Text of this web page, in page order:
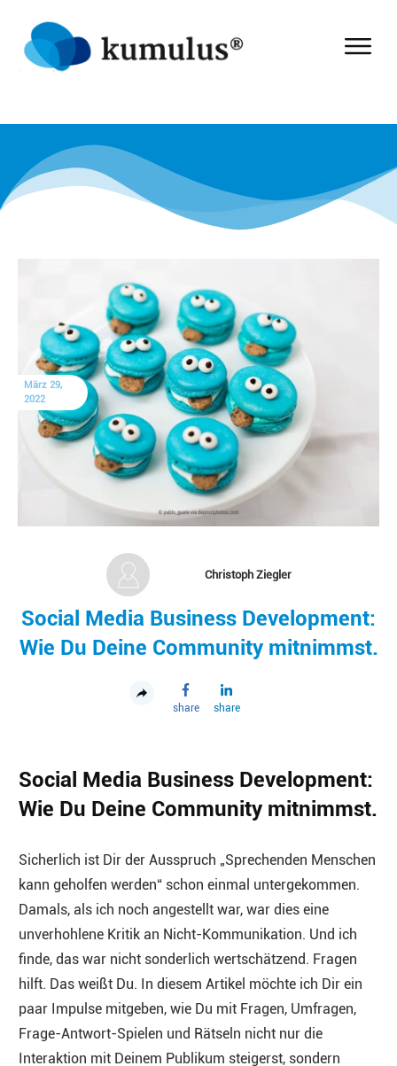
März 29,
2022
Christoph Ziegler
Social Media Business Development:
Wie Du Deine Community mitnimmst.
share share
Social Media Business Development:
Wie Du Deine Community mitnimmst.
Sicherlich ist Dir der Ausspruch „Sprechenden Menschen
kann geholfen werden“ schon einmal untergekommen.
Damals, als ich noch angestellt war, war dies eine
unverhohlene Kritik an Nicht-Kommunikation. Und ich
finde, das war nicht sonderlich wertschätzend. Fragen
hilft. Das weißt Du. In diesem Artikel möchte ich Dir ein
paar Impulse mitgeben, wie Du mit Fragen, Umfragen,
Frage-Antwort-Spielen und Rätseln nicht nur die
Interaktion mit Deinem Publikum steigerst, sondern